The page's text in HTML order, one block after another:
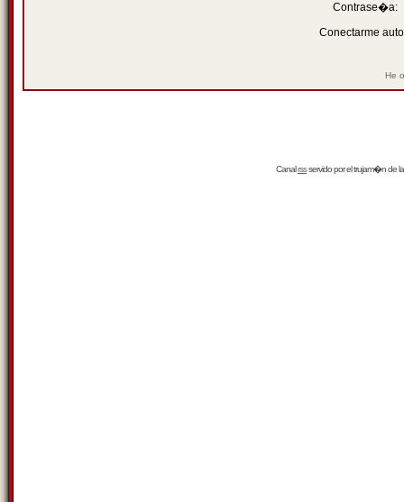
Contrase�a:
Conectarme
He
Canalrssservido por eltrujam�nde